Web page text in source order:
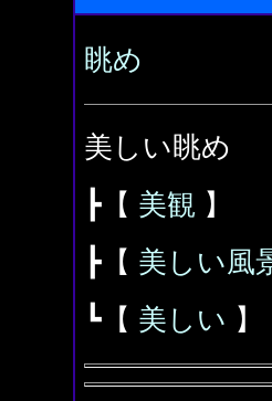
眺め
美しい眺め
┣【 美観 】
┣【 美しい風
┗【 美しい 】